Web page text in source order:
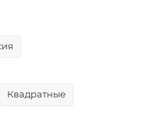
Квадратные